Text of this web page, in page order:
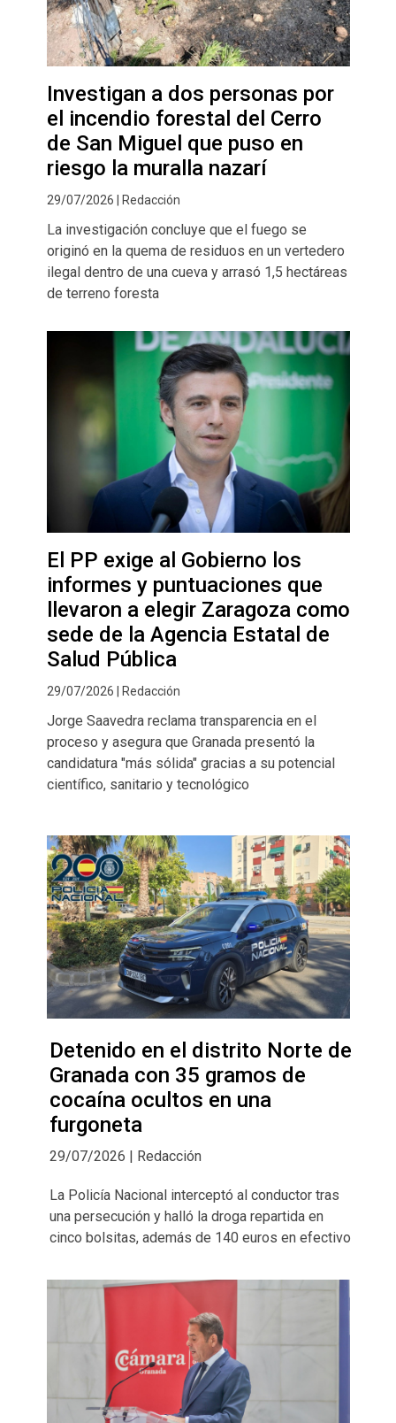
Investigan a dos personas por
el incendio forestal del Cerro
de San Miguel que puso en
riesgo la muralla nazarí
29/07/2026 | Redacción
La investigación concluye que el fuego se
originó en la quema de residuos en un vertedero
ilegal dentro de una cueva y arrasó 1,5 hectáreas
de terreno foresta
El PP exige al Gobierno los
informes y puntuaciones que
llevaron a elegir Zaragoza como
sede de la Agencia Estatal de
Salud Pública
29/07/2026 | Redacción
Jorge Saavedra reclama transparencia en el
proceso y asegura que Granada presentó la
candidatura "más sólida" gracias a su potencial
científico, sanitario y tecnológico
Detenido en el distrito Norte de
Granada con 35 gramos de
cocaína ocultos en una
furgoneta
29/07/2026 | Redacción
La Policía Nacional interceptó al conductor tras
una persecución y halló la droga repartida en
cinco bolsitas, además de 140 euros en efectivo